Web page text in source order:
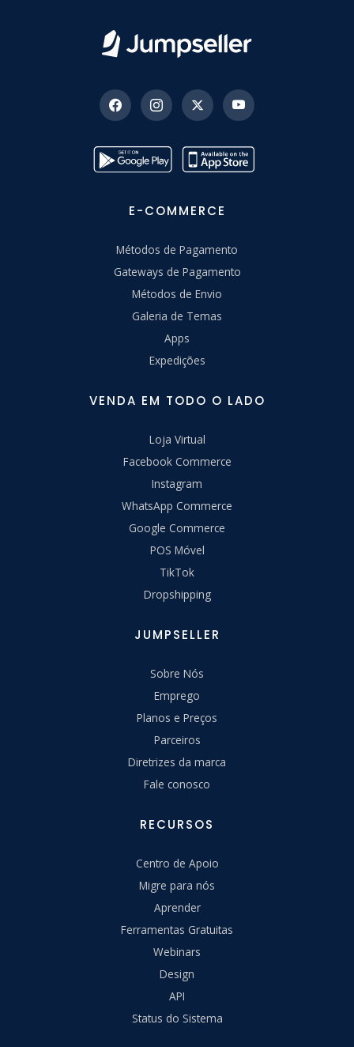
E-COMMERCE
Métodos de Pagamento
Gateways de Pagamento
Métodos de Envio
Galeria de Temas
Apps
Expedições
VENDA EM TODO O LADO
Loja Virtual
Facebook Commerce
Instagram
WhatsApp Commerce
Google Commerce
POS Móvel
TikTok
Dropshipping
JUMPSELLER
Sobre Nós
Emprego
Planos e Preços
Parceiros
Diretrizes da marca
Fale conosco
RECURSOS
Centro de Apoio
Migre para nós
Aprender
Ferramentas Gratuitas
Webinars
Design
API
Status do Sistema